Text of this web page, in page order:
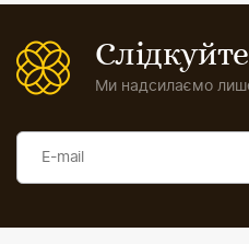
Ми надсилаємо